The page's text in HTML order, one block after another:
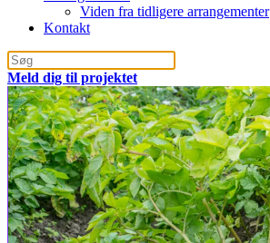
Viden fra tidligere arrangementer
Kontakt
Meld dig til projektet